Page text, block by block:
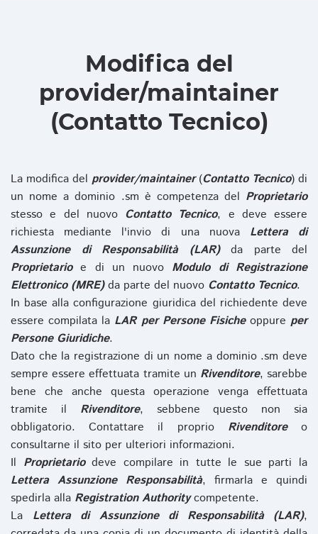
Modifica del
provider/maintainer
(Contatto Tecnico)
La modifica del provider/maintainer(Contatto Tecnico) di
un nome a dominio .sm è competenza del Proprietario
stesso e del nuovo Contatto Tecnico, e deve essere
richiesta mediante l'invio di una nuova Lettera di
Assunzione di Responsabilità (LAR)da parte del
Proprietarioe di un nuovo Modulo di Registrazione
Elettronico (MRE)da parte del nuovo Contatto Tecnico.
In base alla configurazione giuridica del richiedente deve
essere compilata la LAR per Persone Fisicheoppure per
Persone Giuridiche.
Dato che la registrazione di un nome a dominio .sm deve
sempre essere effettuata tramite un Rivenditore, sarebbe
bene che anche questa operazione venga effettuata
tramite il Rivenditore, sebbene questo non sia
obbligatorio. Contattare il proprio Rivenditoreo
consultarne il sito per ulteriori informazioni.
Il Proprietariodeve compilare in tutte le sue parti la
Lettera Assunzione Responsabilità, firmarla e quindi
spedirla alla Registration Authoritycompetente.
La Lettera di Assunzione di Responsabilità (LAR),